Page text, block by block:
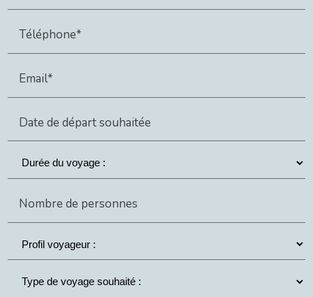
Téléphone*
Email*
Date de départ souhaitée
Nombre de personnes